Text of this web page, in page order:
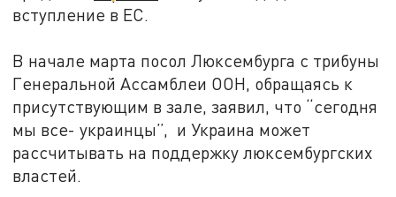
вступление в ЕС.
В начале марта посол Люксембурга с трибуны
Генеральной Ассамблеи ООН, обращаясь к
присутствующим в зале, заявил, что “сегодня
мы все- украинцы”, и Украина может
рассчитывать на поддержку люксембургских
властей.